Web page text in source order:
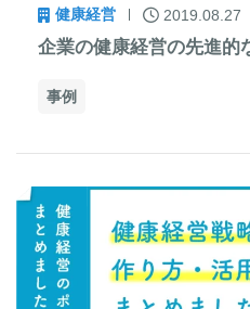
健康経営 2019.08.27
企業の健康経営の先進的
事例